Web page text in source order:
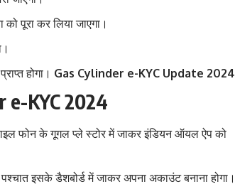
पूरा कर लिया जाएगा।
होगा। Gas Cylinder e-KYC Update 2024
e-KYC 2024
फोन के गूगल प्ले स्टोर में जाकर इंडियन ऑयल ऐप को
इसके डैशबोर्ड में जाकर अपना अकाउंट बनाना होगा।